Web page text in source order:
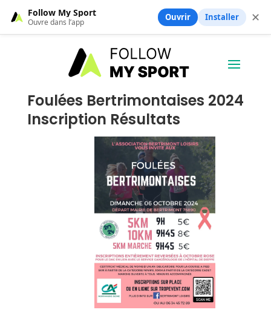
Foulées Bertrimontaises 2024
Inscription Résultats
Follow My Sport
Ouvre dans l’app Ouvrir Installer ✕